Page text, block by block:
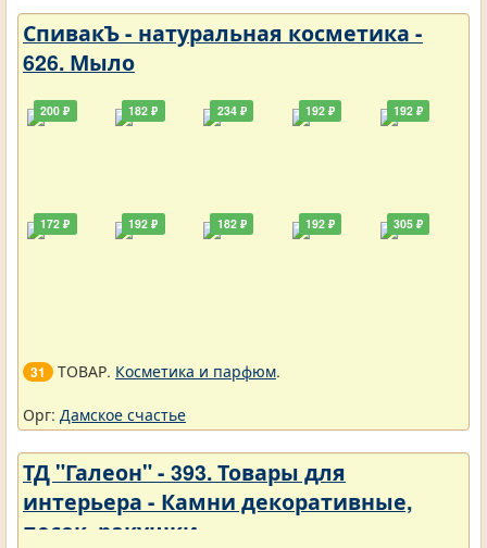
СпивакЪ - натуральная косметика -
626. Мыло
200 ₽
172 ₽
182 ₽
192 ₽
234 ₽
182 ₽
192 ₽
192 ₽
192 ₽
305 ₽
31 ТОВАР. Косметика и парфюм.
Орг: Дамское счастье
ТД "Галеон" - 393. Товары для
интерьера - Камни декоративные,
песок, ракушки